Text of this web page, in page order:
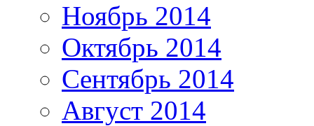
Ноябрь 2014
Октябрь 2014
Сентябрь 2014
Август 2014